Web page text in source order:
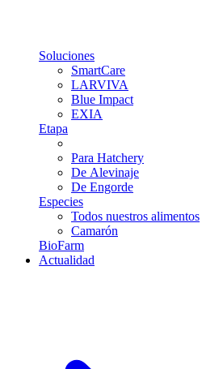
Soluciones
SmartCare
LARVIVA
Blue Impact
EXIA
Etapa
Para Hatchery
De Alevinaje
De Engorde
Especies
Todos nuestros alimentos
Camarón
BioFarm
Actualidad